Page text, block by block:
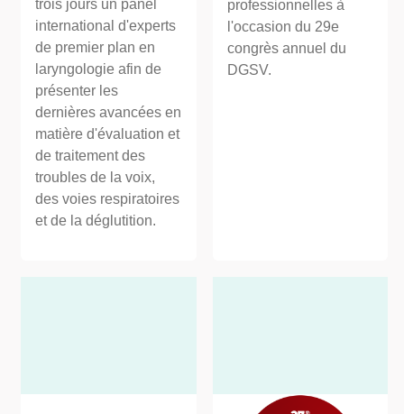
trois jours un panel
international d'experts
de premier plan en
laryngologie afin de
présenter les
dernières avancées en
matière d'évaluation et
de traitement des
troubles de la voix,
des voies respiratoires
et de la déglutition.
professionnelles à
l'occasion du 29e
congrès annuel du
DGSV.